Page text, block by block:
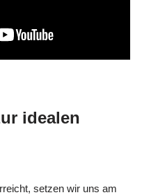
idealen
setzen wir uns am